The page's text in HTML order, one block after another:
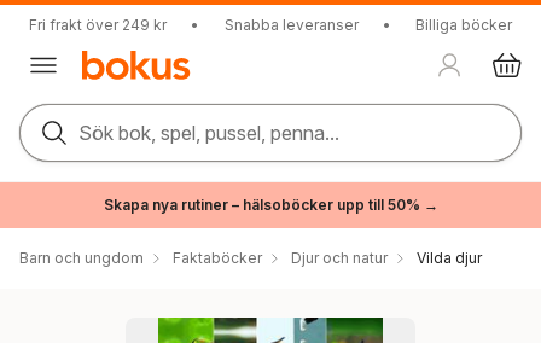
Fri frakt över 249 kr • Snabba leveranser • Billiga böcker
Sök bok, spel, pussel, penna...
Skapa nya rutiner – hälsoböcker upp till 50% →
Barn och ungdom Faktaböcker Djur och natur Vilda djur